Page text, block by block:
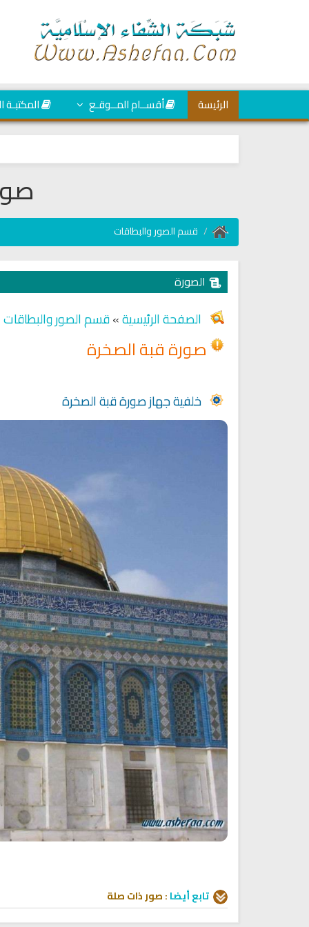
الرئيسة أقســام المــوقـع المكتبـة
قسم الصور والبطاقات
الصورة
الصفحة الرئيسية»قسم الصور والبطاقات
صورة قبة الصخرة
خلفية جهاز صورة قبة الصخرة
تابع أيضا:صورذات صلة
Ruqyah Shariah
Ruqyah Shariah
religion!
انشودة هل نلتقي
أناشيد مؤثرة وحزينة انشودة رثاء ابو حمزة
اناشيد ابراهيم الاحمد
16473 | 2025-03-19